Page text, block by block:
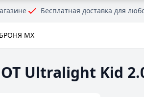
Бесплатная доставка для
БРОНЯ MX
Ultralight Kid